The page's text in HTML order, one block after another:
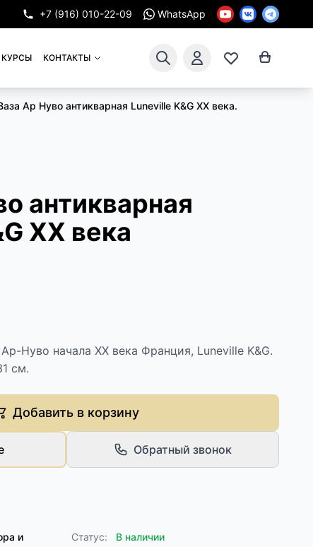
+7 (916) 010-22-09 WhatsApp
КУРСЫ КОНТАКТЫ
Ар Нуво антикварная Luneville K&G XX века.
антикварная
XX века
Нуво начала XX века Франция, Luneville K&G.
см.
Добавить в корзину
Обратный звонок
и
Статус: В наличии